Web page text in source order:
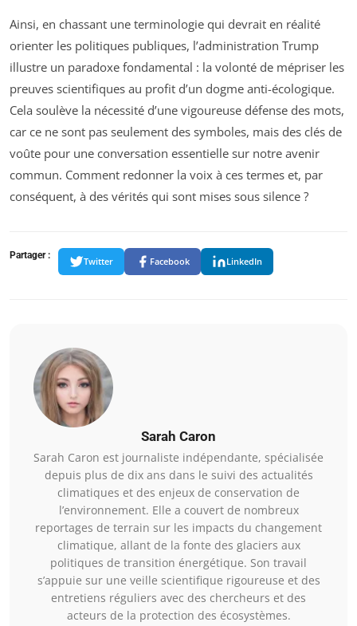
Ainsi, en chassant une terminologie qui devrait en réalité
orienter les politiques publiques, l’administration Trump
illustre un paradoxe fondamental : la volonté de mépriser les
preuves scientifiques au profit d’un dogme anti-écologique.
Cela soulève la nécessité d’une vigoureuse défense des mots,
car ce ne sont pas seulement des symboles, mais des clés de
voûte pour une conversation essentielle sur notre avenir
commun. Comment redonner la voix à ces termes et, par
conséquent, à des vérités qui sont mises sous silence ?
Partager :
Twitter Facebook LinkedIn
Sarah Caron
Sarah Caron est journaliste indépendante, spécialisée
depuis plus de dix ans dans le suivi des actualités
climatiques et des enjeux de conservation de
l’environnement. Elle a couvert de nombreux
reportages de terrain sur les impacts du changement
climatique, allant de la fonte des glaciers aux
politiques de transition énergétique. Son travail
s’appuie sur une veille scientifique rigoureuse et des
entretiens réguliers avec des chercheurs et des
acteurs de la protection des écosystèmes.